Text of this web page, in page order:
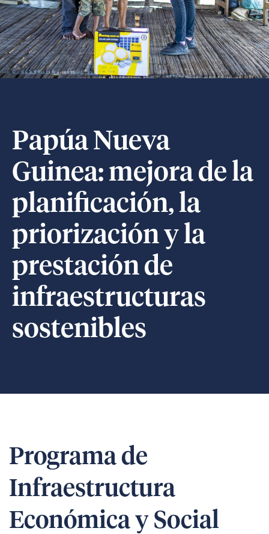
Papúa Nueva
Guinea: mejora de la
planificación, la
priorización y la
prestación de
infraestructuras
sostenibles
Programa de
Infraestructura
Económica y Social